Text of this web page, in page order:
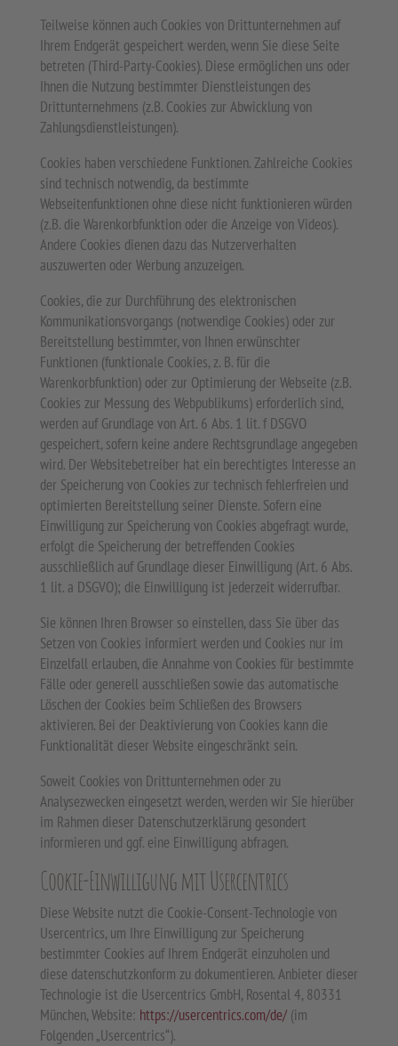
Teilweise können auch Cookies von Drittunternehmen auf
Ihrem Endgerät gespeichert werden, wenn Sie diese Seite
betreten (Third-Party-Cookies). Diese ermöglichen uns oder
Ihnen die Nutzung bestimmter Dienstleistungen des
Drittunternehmens (z.B. Cookies zur Abwicklung von
Zahlungsdienstleistungen).
Cookies haben verschiedene Funktionen. Zahlreiche Cookies
sind technisch notwendig, da bestimmte
Webseitenfunktionen ohne diese nicht funktionieren würden
(z.B. die Warenkorbfunktion oder die Anzeige von Videos).
Andere Cookies dienen dazu das Nutzerverhalten
auszuwerten oder Werbung anzuzeigen.
Cookies, die zur Durchführung des elektronischen
Kommunikationsvorgangs (notwendige Cookies) oder zur
Bereitstellung bestimmter, von Ihnen erwünschter
Funktionen (funktionale Cookies, z. B. für die
Warenkorbfunktion) oder zur Optimierung der Webseite (z.B.
Cookies zur Messung des Webpublikums) erforderlich sind,
werden auf Grundlage von Art. 6 Abs. 1 lit. f DSGVO
gespeichert, sofern keine andere Rechtsgrundlage angegeben
wird. Der Websitebetreiber hat ein berechtigtes Interesse an
der Speicherung von Cookies zur technisch fehlerfreien und
optimierten Bereitstellung seiner Dienste. Sofern eine
Einwilligung zur Speicherung von Cookies abgefragt wurde,
erfolgt die Speicherung der betreffenden Cookies
ausschließlich auf Grundlage dieser Einwilligung (Art. 6 Abs.
1 lit. a DSGVO); die Einwilligung ist jederzeit widerrufbar.
Sie können Ihren Browser so einstellen, dass Sie über das
Setzen von Cookies informiert werden und Cookies nur im
Einzelfall erlauben, die Annahme von Cookies für bestimmte
Fälle oder generell ausschließen sowie das automatische
Löschen der Cookies beim Schließen des Browsers
aktivieren. Bei der Deaktivierung von Cookies kann die
Funktionalität dieser Website eingeschränkt sein.
Soweit Cookies von Drittunternehmen oder zu
Analysezwecken eingesetzt werden, werden wir Sie hierüber
im Rahmen dieser Datenschutzerklärung gesondert
informieren und ggf. eine Einwilligung abfragen.
Cookie-Einwilligung mit Usercentrics
Diese Website nutzt die Cookie-Consent-Technologie von
Usercentrics, um Ihre Einwilligung zur Speicherung
bestimmter Cookies auf Ihrem Endgerät einzuholen und
diese datenschutzkonform zu dokumentieren. Anbieter dieser
Technologie ist die Usercentrics GmbH, Rosental 4, 80331
München, Website: https://usercentrics.com/de/(im
Folgenden „Usercentrics“).